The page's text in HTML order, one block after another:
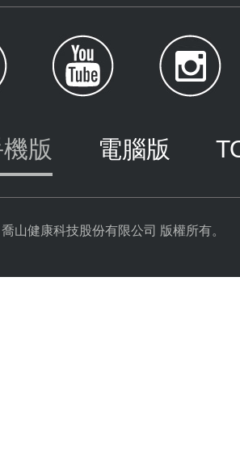
版 電腦版
山健康科技股份有限公司 版權所有。